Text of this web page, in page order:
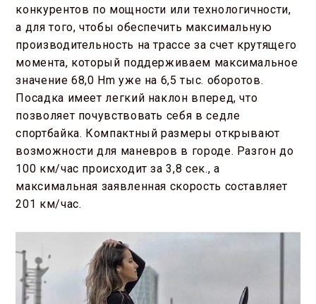
конкурентов по мощности или технологичности,
а для того, чтобы обеспечить максимальную
производительность на трассе за счет крутящего
момента, который поддерживаем максимальное
значение 68,0 Hm уже на 6,5 тыс. оборотов.
Посадка имеет легкий наклон вперед, что
позволяет почувствовать себя в седле
спортбайка. Компактный размеры открывают
возможности для маневров в городе. Разгон до
100 км/час происходит за 3,8 сек., а
максимальная заявленная скорость составляет
201 км/час.